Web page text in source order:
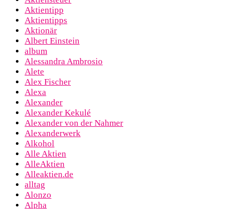
Aktientipp
Aktientipps
Aktionär
Albert Einstein
album
Alessandra Ambrosio
Alete
Alex Fischer
Alexa
Alexander
Alexander Kekulé
Alexander von der Nahmer
Alexanderwerk
Alkohol
Alle Aktien
AlleAktien
Alleaktien.de
alltag
Alonzo
Alpha